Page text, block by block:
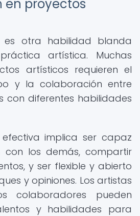
en proyectos
es otra habilidad blanda
artística. Muchas
artísticos requieren el
y la colaboración entre
con diferentes habilidades
implica ser capaz
los demás, compartir
y ser flexible y abierto
y opiniones. Los artistas
colaboradores pueden
y habilidades para